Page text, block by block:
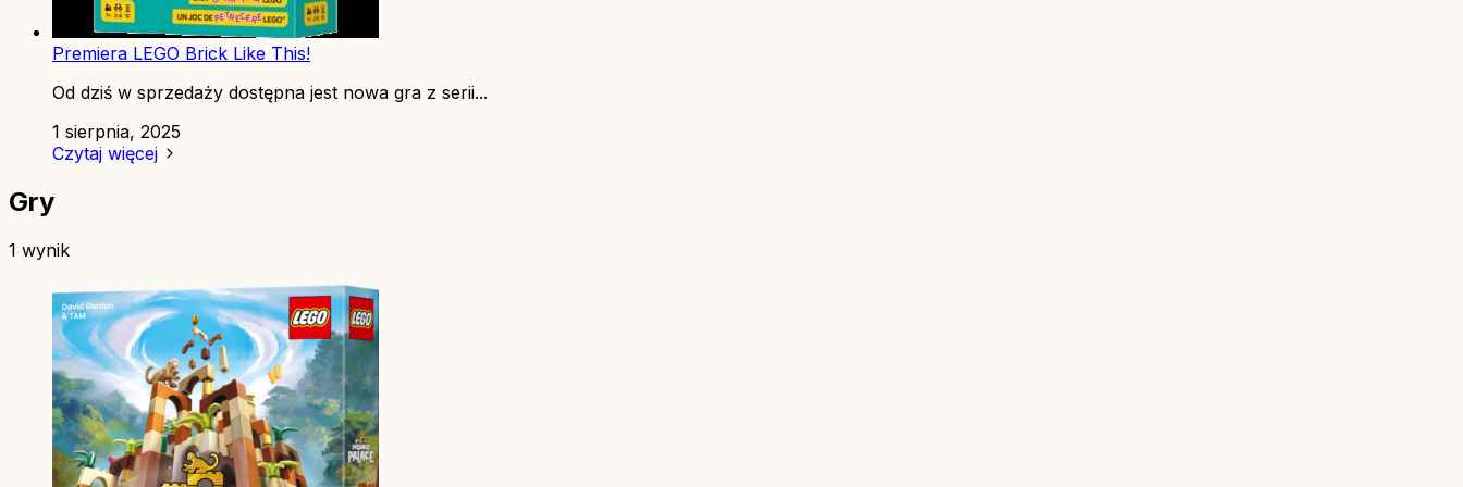
Premiera LEGO Brick Like This!
Od dziś w sprzedaży dostępna jest nowa gra z serii...
1 sierpnia, 2025
Czytaj więcej
Gry
1 wynik